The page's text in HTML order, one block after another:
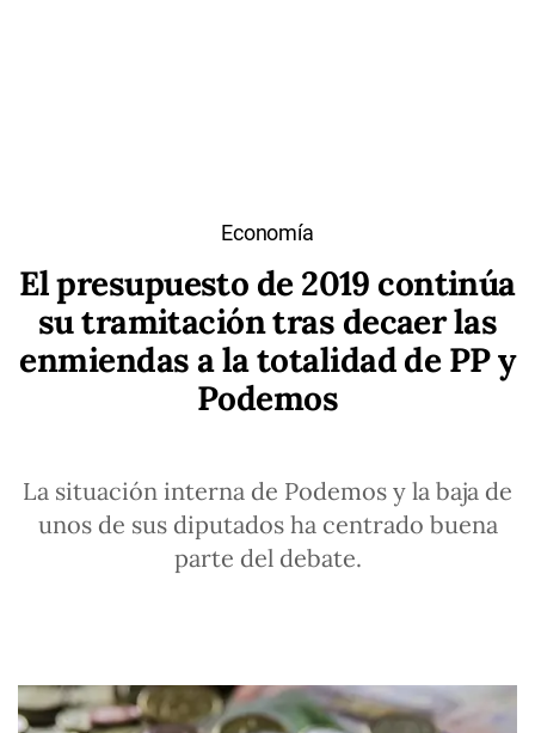
Economía
El presupuesto de 2019 continúa
su tramitación tras decaer las
enmiendas a la totalidad de PP y
Podemos
La situación interna de Podemos y la baja de
unos de sus diputados ha centrado buena
parte del debate.